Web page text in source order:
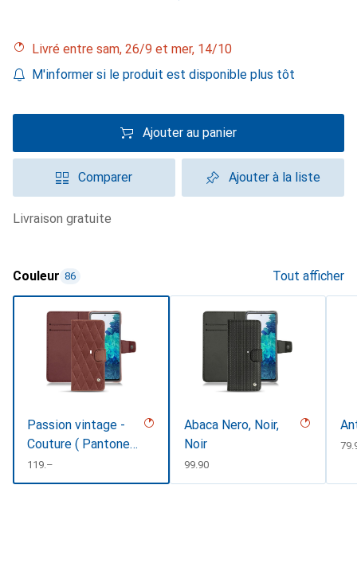
Livré entre sam, 26/9 et mer, 14/10
M'informer si le produit est disponible plus tôt
Ajouter au panier
Comparer Ajouter à la liste
livraison gratuite
Couleur 86 Tout afficher
Passion vintage -
Couture ( Pantone
#591d16 )
CHF
119.–
Abaca Nero, Noir,
Noir
CHF
99.90